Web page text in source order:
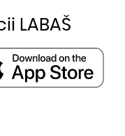
LABAŠ